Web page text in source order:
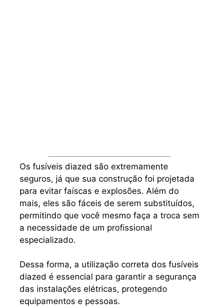
Os fusíveis diazed são extremamente
seguros, já que sua construção foi projetada
para evitar faíscas e explosões. Além do
mais, eles são fáceis de serem substituídos,
permitindo que você mesmo faça a troca sem
a necessidade de um profissional
especializado.
Dessa forma, a utilização correta dos fusíveis
diazed é essencial para garantir a segurança
das instalações elétricas, protegendo
equipamentos e pessoas.